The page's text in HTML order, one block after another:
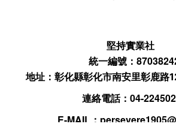
堅持實
統一編號：
地址： 彰化縣彰化市南安里彰鹿路
連絡電話：04-
E-MAIL：